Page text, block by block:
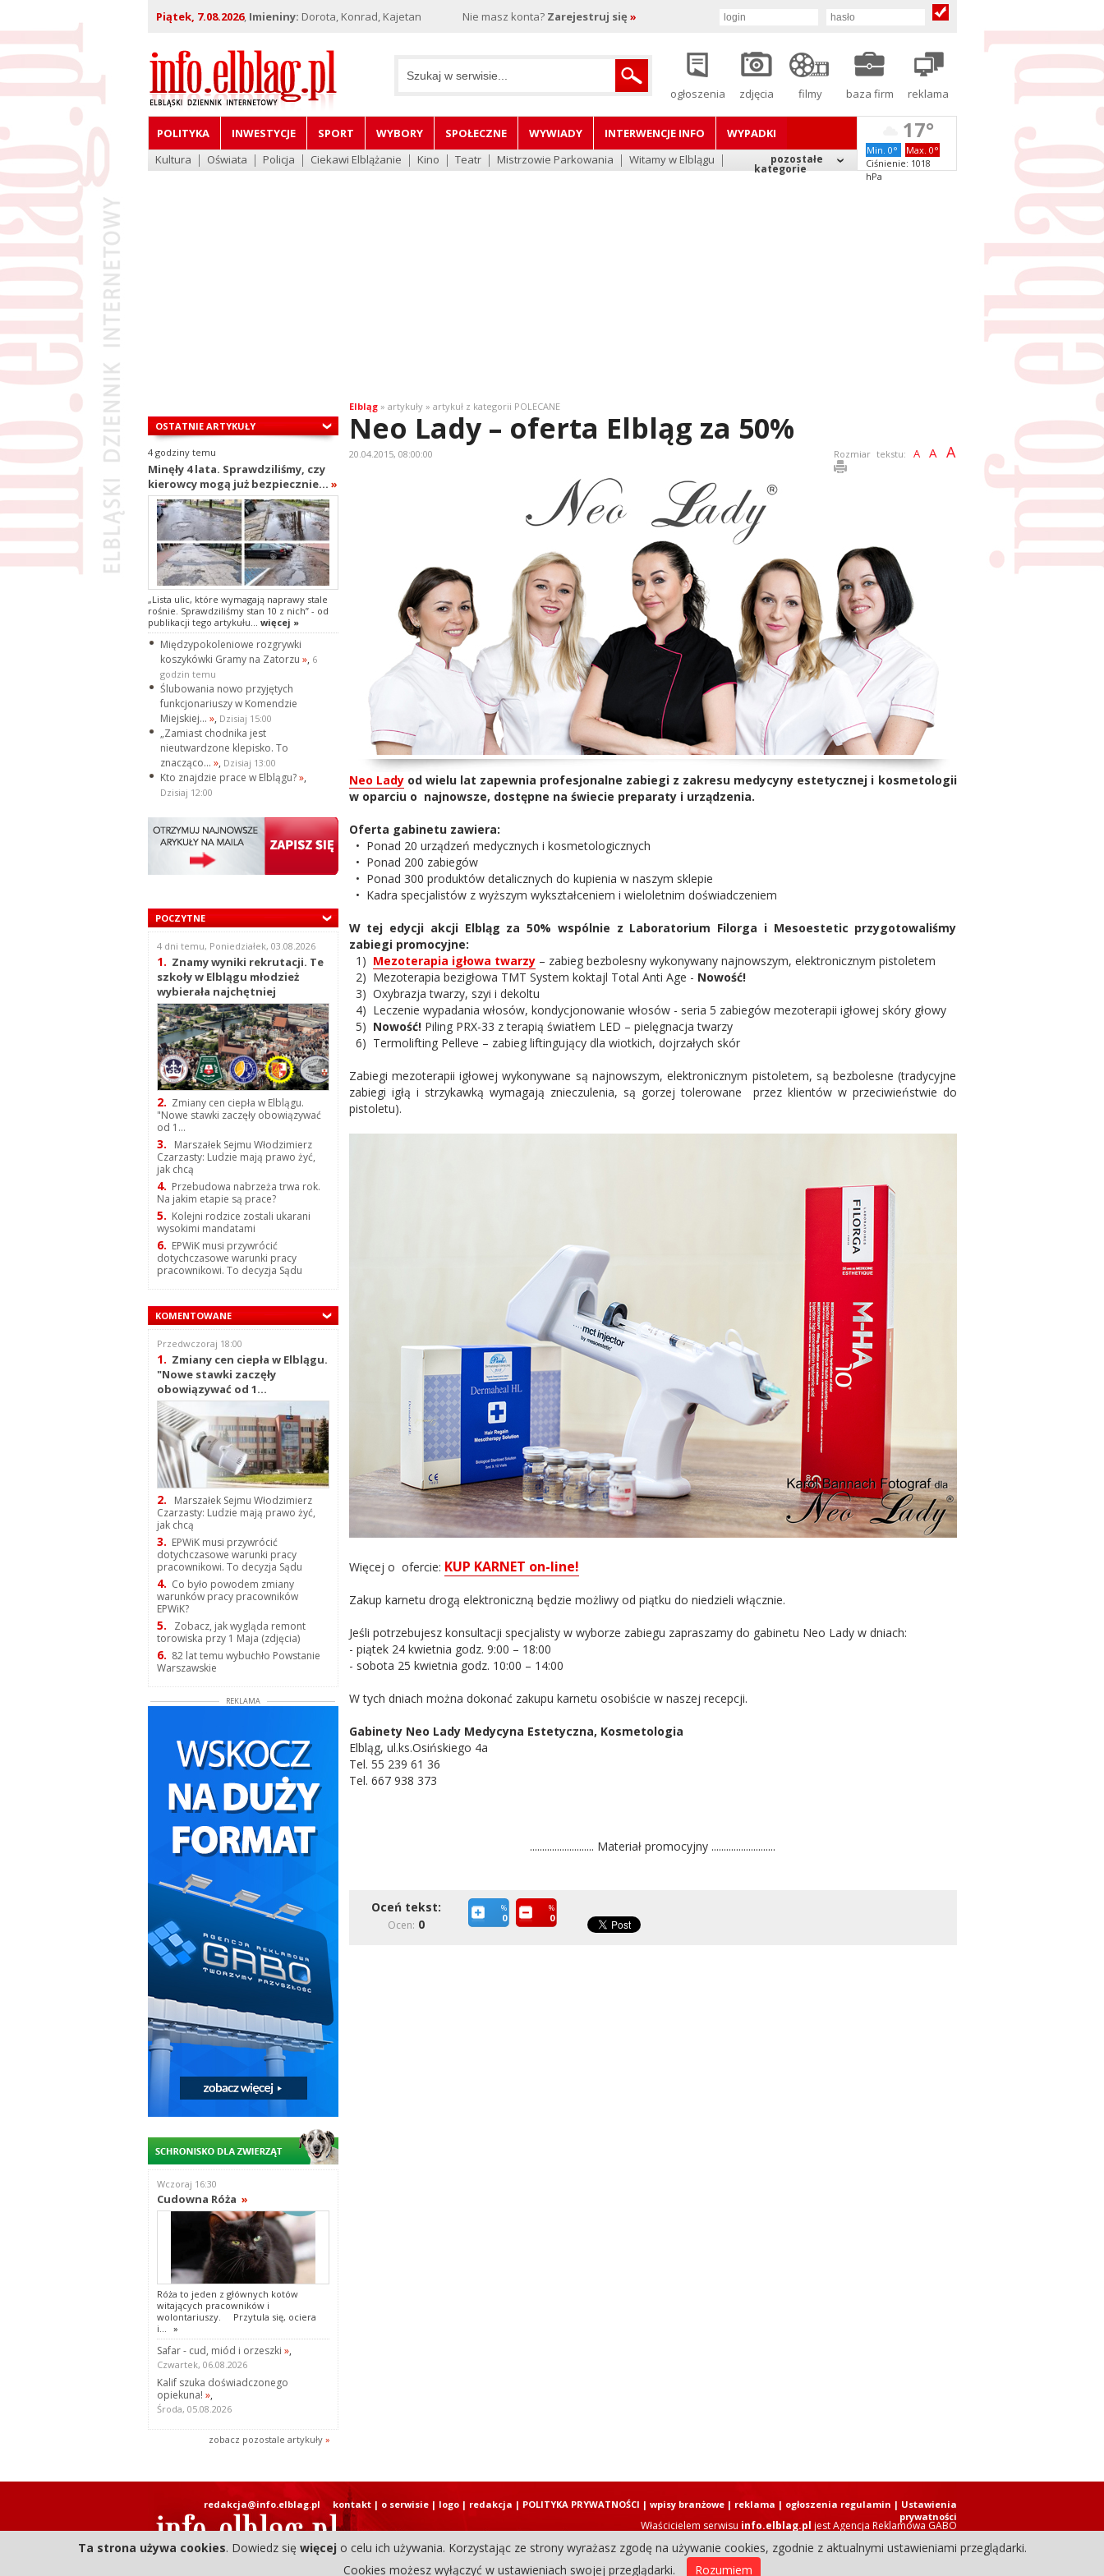
Piątek, 7.08.2026, Imieniny: Dorota, Konrad, Kajetan Nie masz konta? Zarejestruj się »
ogłoszenia zdjęcia filmy baza firm reklama
POLITYKA INWESTYCJE SPORT WYBORY SPOŁECZNE WYWIADY INTERWENCJE INFO
WYPADKI
Kultura
Oświata Policja Ciekawi Elblążanie Kino Teatr Mistrzowie Parkowania Witamy w Elblągu pozostałe
kategorie
17°
Min. 0°
Max. 0°
Ciśnienie: 1018
hPa
OSTATNIE ARTYKUŁY
4 godziny temu
Minęły 4 lata. Sprawdziliśmy, czy
kierowcy mogą już bezpiecznie... »
„Lista ulic, które wymagają naprawy stale
rośnie. Sprawdziliśmy stan 10 z nich” - od
publikacji tego artykułu... więcej »
Międzypokoleniowe rozgrywki
koszykówki Gramy na Zatorzu », 6
godzin temu
Ślubowania nowo przyjętych
funkcjonariuszy w Komendzie
Miejskiej... », Dzisiaj 15:00
„Zamiast chodnika jest
nieutwardzone klepisko. To
znacząco... », Dzisiaj 13:00
Kto znajdzie prace w Elblągu?»,
Dzisiaj 12:00
POCZYTNE
4 dni temu, Poniedziałek, 03.08.2026
1. Znamy wyniki rekrutacji. Te
szkoły w Elblągu młodzież
wybierała najchętniej
2. Zmiany cen ciepła w Elblągu.
"Nowe stawki zaczęły obowiązywać
od 1...
3.
Marszałek Sejmu Włodzimierz
Czarzasty: Ludzie mają prawo żyć,
jak chcą
4. Przebudowa nabrzeża trwa rok.
Na jakim etapie są prace?
5. Kolejni rodzice zostali ukarani
wysokimi mandatami
6. EPWiK musi przywrócić
dotychczasowe warunki pracy
pracownikowi. To decyzja Sądu
KOMENTOWANE
Przedwczoraj 18:00
1. Zmiany cen ciepła w Elblągu.
"Nowe stawki zaczęły
obowiązywać od 1...
2.
Marszałek Sejmu Włodzimierz
Czarzasty: Ludzie mają prawo żyć,
jak chcą
3. EPWiK musi przywrócić
dotychczasowe warunki pracy
pracownikowi. To decyzja Sądu
4. Co było powodem zmiany
warunków pracy pracowników
EPWiK?
5.
Zobacz, jak wygląda remont
torowiska przy 1 Maja (zdjęcia)
6. 82 lat temu wybuchło Powstanie
Warszawskie
REKLAMA
Wczoraj 16:30
Cudowna Róża »
Róża to jeden z głównych kotów
witających pracowników i
wolontariuszy. Przytula się, ociera
i... »
Safar - cud, miód i orzeszki »,
Czwartek, 06.08.2026
Kalif szuka doświadczonego
opiekuna! »,
Środa, 05.08.2026
zobacz pozostale artykuły »
Elbląg» artykuły » artykuł z kategorii POLECANE
Neo Lady – oferta Elbląg za 50%
20.04.2015, 08:00:00 Rozmiar tekstu: A A A
Neo Ladyod wielu lat zapewnia profesjonalne zabiegi z zakresu medycyny estetycznej i kosmetologii
w oparciu o najnowsze, dostępne na świecie preparaty i urządzenia.
Oferta gabinetu zawiera:
• Ponad 20 urządzeń medycznych i kosmetologicznych
• Ponad 200 zabiegów
• Ponad 300 produktów detalicznych do kupienia w naszym sklepie
• Kadra specjalistów z wyższym wykształceniem i wieloletnim doświadczeniem
W tej edycji akcji Elbląg za 50% wspólnie z Laboratorium Filorga i Mesoestetic przygotowaliśmy
zabiegi promocyjne:
1) Mezoterapia igłowa twarzy– zabieg bezbolesny wykonywany najnowszym, elektronicznym pistoletem
2) Mezoterapia bezigłowa TMT System koktajl Total Anti Age - Nowość!
3) Oxybrazja twarzy, szyi i dekoltu
4) Leczenie wypadania włosów, kondycjonowanie włosów - seria 5 zabiegów mezoterapii igłowej skóry głowy
5) Nowość!Piling PRX-33 z terapią światłem LED – pielęgnacja twarzy
6) Termolifting Pelleve – zabieg liftingujący dla wiotkich, dojrzałych skór
Zabiegi mezoterapii igłowej wykonywane są najnowszym, elektronicznym pistoletem, są bezbolesne (tradycyjne
zabiegi igłą i strzykawką wymagają znieczulenia, są gorzej tolerowane przez klientów w przeciwieństwie do
pistoletu).
Więcej o ofercie: KUP KARNET on-line!
Zakup karnetu drogą elektroniczną będzie możliwy od piątku do niedzieli włącznie.
Jeśli potrzebujesz konsultacji specjalisty w wyborze zabiegu zapraszamy do gabinetu Neo Lady w dniach:
- piątek 24 kwietnia godz. 9:00 – 18:00
- sobota 25 kwietnia godz. 10:00 – 14:00
W tych dniach można dokonać zakupu karnetu osobiście w naszej recepcji.
Gabinety Neo Lady Medycyna Estetyczna, Kosmetologia
Elbląg, ul.ks.Osińskiego 4a
Tel. 55 239 61 36
Tel. 667 938 373
.......................... Materiał promocyjny ..........................
Oceń tekst:
Ocen: 0
%
0
%
0
Właścicielem serwisu info.elblag.pl jestAgencja Reklamowa GABO
Copyright © 2004-2026 Elbląski Dziennik Internetowy. Wszystkie prawa zastrzeżone.
redakcja@info.elblag.pl kontakt| o serwisie| logo| redakcja | POLITYKA PRYWATNOŚCI | wpisy branżowe| reklama | ogłoszenia regulamin | Ustawienia
prywatności
Ta strona używa cookies. Dowiedz się więcej o celu ich używania. Korzystając ze strony wyrażasz zgodę na używanie cookies, zgodnie z aktualnymi ustawieniami przeglądarki.
Cookies możesz wyłączyć w ustawieniach swojej przeglądarki.
Rozumiem